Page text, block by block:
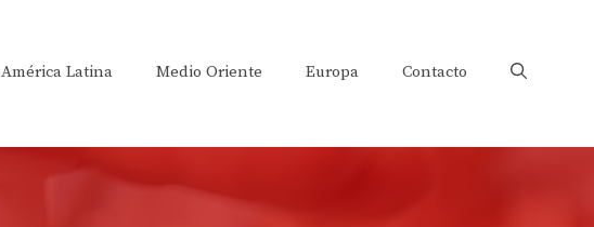
América Latina Medio Oriente Europa Contacto